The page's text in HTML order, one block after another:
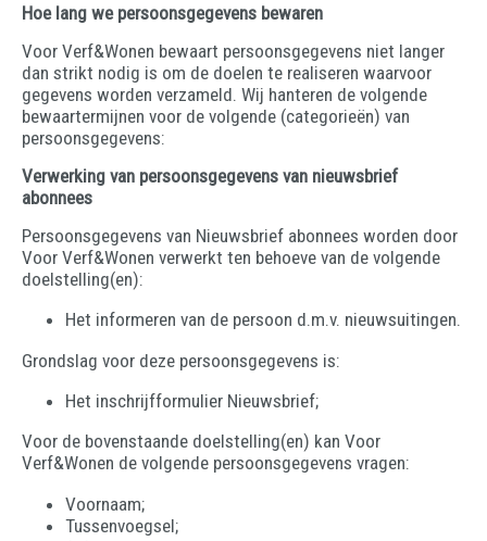
Hoe lang we persoonsgegevens bewaren
Voor Verf&Wonen bewaart persoonsgegevens niet langer
dan strikt nodig is om de doelen te realiseren waarvoor
gegevens worden verzameld. Wij hanteren de volgende
bewaartermijnen voor de volgende (categorieën) van
persoonsgegevens:
Verwerking van persoonsgegevens van nieuwsbrief
abonnees
Persoonsgegevens van Nieuwsbrief abonnees worden door
Voor Verf&Wonen verwerkt ten behoeve van de volgende
doelstelling(en):
Het informeren van de persoon d.m.v. nieuwsuitingen.
Grondslag voor deze persoonsgegevens is:
Het inschrijfformulier Nieuwsbrief;
Voor de bovenstaande doelstelling(en) kan Voor
Verf&Wonen de volgende persoonsgegevens vragen:
Voornaam;
Tussenvoegsel;